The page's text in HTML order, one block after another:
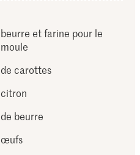
beurre et farine pour le
moule
de carottes
citron
de beurre
œufs